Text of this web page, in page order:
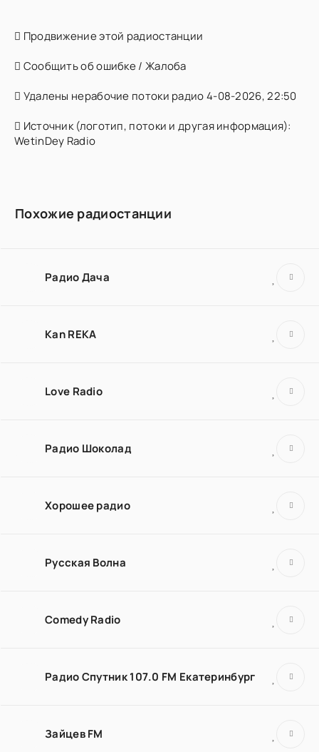
Продвижение этой радиостанции
Сообщить об ошибке / Жалоба
Удалены нерабочие потоки радио 4-08-2026, 22:50
Источник (логотип, потоки и другая информация):
WetinDey Radio
Похожие радиостанции
Радио Дача
Kan REKA
Love Radio
Радио Шоколад
Хорошее радио
Русская Волна
Comedy Radio
Радио Спутник 107.0 FM Екатеринбург
Зайцев FM